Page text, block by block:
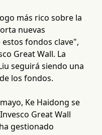
más rico sobre la
nuevas
fondos clave",
Great Wall. La
seguirá siendo una
los fondos.
Ke Haidong se
Great Wall
gestionado